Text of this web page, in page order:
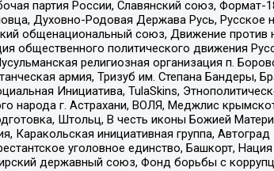
партия России, Славянский союз,
Духовно-Родовая Держава Русь, Русское
общенациональный союз, Движение против
общественного политического движения
религиозная организация п.
армия, Тризуб им. Степана Бандеры,
Инициатива, TulaSkins,
народа г. Астрахани, ВОЛЯ, Меджлис
Штольц, В честь иконы Божией
инициативная группа,
уголовное единство, Башкорт,
державный союз, Фонд борьбы с